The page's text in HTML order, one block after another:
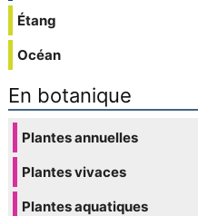
Étang
Océan
En botanique
Plantes annuelles
Plantes vivaces
Plantes aquatiques